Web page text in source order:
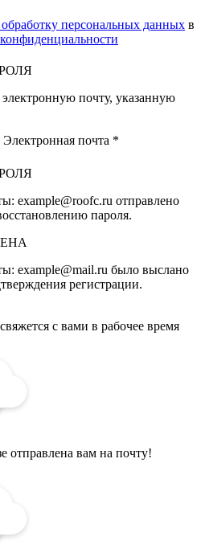
обработку персональных данных в
почту, указанную
Электронная почта *
example@roofc.ru отправлено
пароля.
example@mail.ru было выслано
регистрации.
с вами в рабочее время
отправлена вам на почту!